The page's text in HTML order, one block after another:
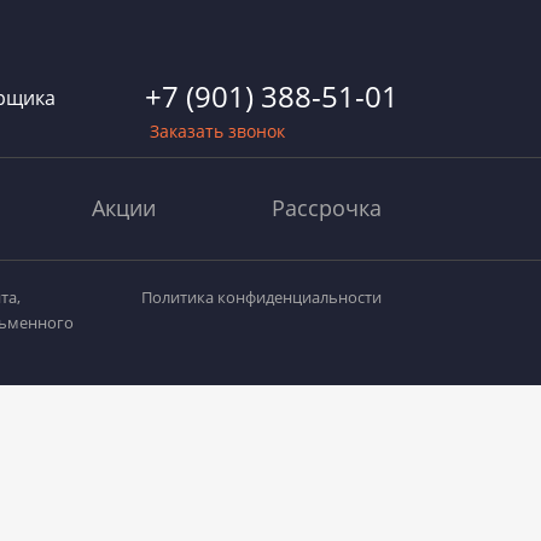
+7 (901) 388-51-01
Заказать звонок
Акции Рассрочка
Политика конфиденциальности